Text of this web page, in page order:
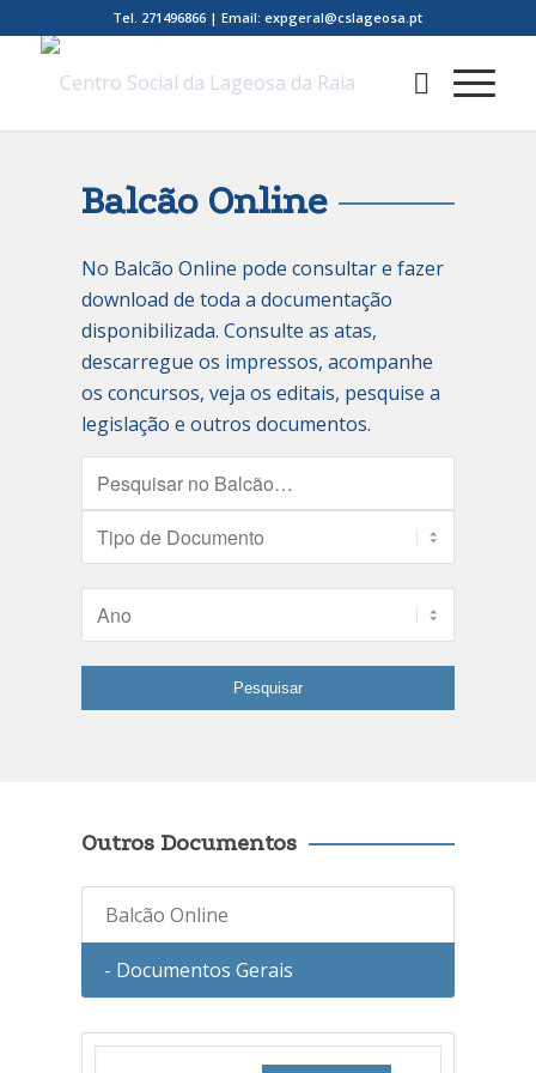
Tel. 271496866 | Email: expgeral@cslageosa.pt
Balcão Online
No Balcão Online pode consultar e fazer
download de toda a documentação
disponibilizada. Consulte as atas,
descarregue os impressos, acompanhe
os concursos, veja os editais, pesquise a
legislação e outros documentos.
Outros Documentos
Balcão Online
- Documentos Gerais